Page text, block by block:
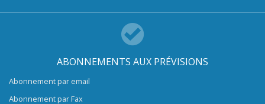
ABONNEMENTS AUX PRÉVISIONS
Abonnement par email
Abonnement par Fax